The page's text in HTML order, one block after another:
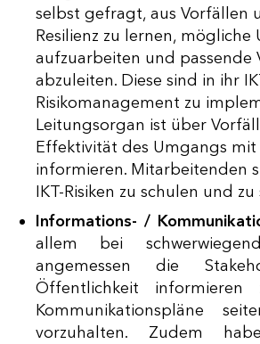
selbst gefragt, aus Vorfällen
Resilienz zu lernen, mögliche
aufzuarbeiten und passende
abzuleiten. Diese sind in ihr
Risikomanagement zu
Leitungsorgan ist über
Effektivität des Umgangs mit
informieren. Mitarbeitenden
IKT-Risiken zu schulen und
Informations- /
allem bei
angemessen die
Öffentlichkeit informieren
Kommunikationspläne
vorzuhalten. Zudem